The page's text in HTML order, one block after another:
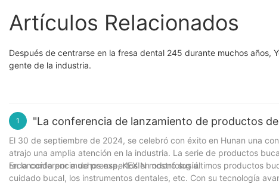
Artículos Relacionados
Después de centrarse en la fresa dental 245 durante muchos años,
gente de la industria.
1 "La conferencia de lanzamiento de productos
El 30 de septiembre de 2024, se celebró con éxito en Hunan una
atrajo una amplia atención en la industria. La serie de productos
reconocida por muchos expertos en odontología.
En la conferencia de prensa, KEXIN mostró sus últimos productos
cuidado bucal, los instrumentos dentales, etc. Con su tecnología